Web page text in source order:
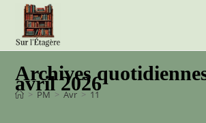
Archives
avril 2026
> PM > Avr > 11